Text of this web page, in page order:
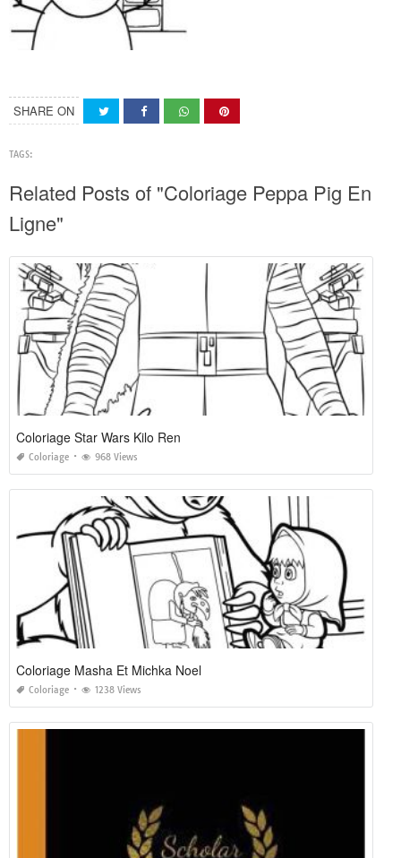
SHARE ON
TAGS:
Related Posts of "Coloriage Peppa Pig En
Ligne"
Coloriage Star Wars Kilo Ren
Coloriage 968 Views
Coloriage Masha Et Michka Noel
Coloriage 1238 Views